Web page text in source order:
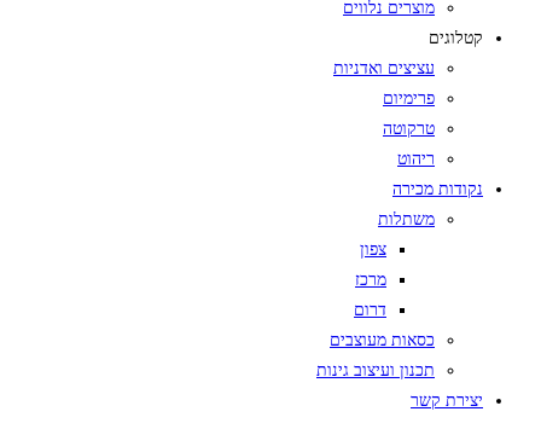
מוצרים נלווים
קטלוגים
עציצים ואדניות
פרימיום
טרקוטה
ריהוט
נקודות מכירה
משתלות
צפון
מרכז
דרום
כסאות מעוצבים
תכנון ועיצוב גינות
יצירת קשר